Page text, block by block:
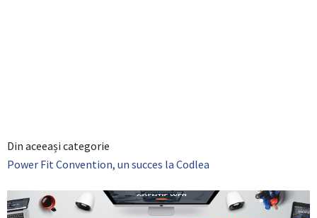
Din aceeași categorie
Power Fit Convention, un succes la Codlea